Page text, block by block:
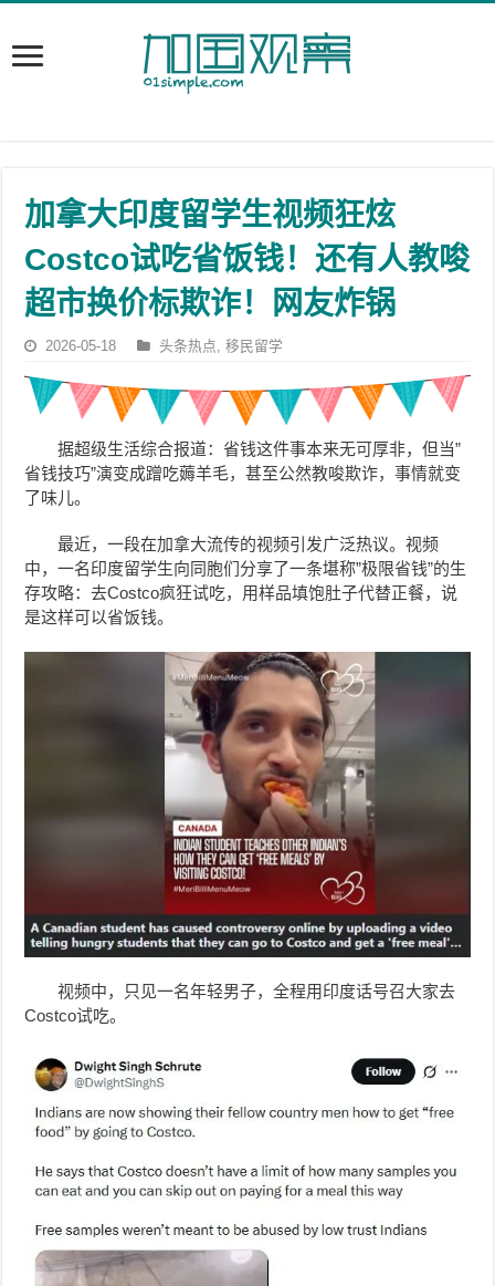
加拿大印度留学生视频狂炫
Costco试吃省饭钱！还有人教唆
超市换价标欺诈！网友炸锅
2026-05-18 头条热点,移民留学
据超级生活综合报道：省钱这件事本来无可厚非，但当”
省钱技巧”演变成蹭吃薅羊毛，甚至公然教唆欺诈，事情就变
了味儿。
最近，一段在加拿大流传的视频引发广泛热议。视频
中，一名印度留学生向同胞们分享了一条堪称”极限省钱”的生
存攻略：去Costco疯狂试吃，用样品填饱肚子代替正餐，说
是这样可以省饭钱。
视频中，只见一名年轻男子，全程用印度话号召大家去
Costco试吃。